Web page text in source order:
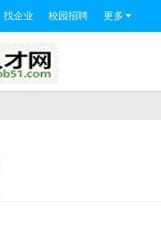
找企业 校园招聘 更多